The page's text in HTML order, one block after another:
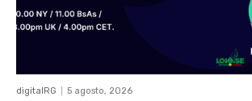
digitalRG 5 agosto, 2026